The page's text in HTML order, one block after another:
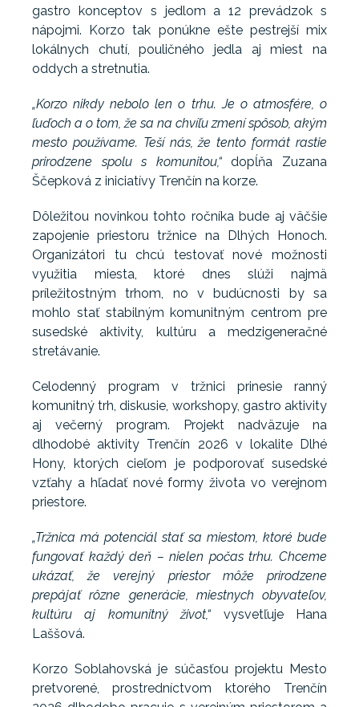
gastro konceptov s jedlom a 12 prevádzok s
nápojmi. Korzo tak ponúkne ešte pestrejší mix
lokálnych chutí, pouličného jedla aj miest na
oddych a stretnutia.
„Korzo nikdy nebolo len o trhu. Je o atmosfére, o
ľuďoch a o tom, že sa na chvíľu zmení spôsob, akým
mesto používame. Teší nás, že tento formát rastie
prirodzene spolu s komunitou,“dopĺňa Zuzana
Ščepková z iniciatívy Trenčín na korze.
Dôležitou novinkou tohto ročníka bude aj väčšie
zapojenie priestoru tržnice na Dlhých Honoch.
Organizátori tu chcú testovať nové možnosti
využitia miesta, ktoré dnes slúži najmä
príležitostným trhom, no v budúcnosti by sa
mohlo stať stabilným komunitným centrom pre
susedské aktivity, kultúru a medzigeneračné
stretávanie.
Celodenný program v tržnici prinesie ranný
komunitný trh, diskusie, workshopy, gastro aktivity
aj večerný program. Projekt nadväzuje na
dlhodobé aktivity Trenčín 2026 v lokalite Dlhé
Hony, ktorých cieľom je podporovať susedské
vzťahy a hľadať nové formy života vo verejnom
priestore.
„Tržnica má potenciál stať sa miestom, ktoré bude
fungovať každý deň – nielen počas trhu. Chceme
ukázať, že verejný priestor môže prirodzene
prepájať rôzne generácie, miestnych obyvateľov,
kultúru aj komunitný život,“ vysvetľuje Hana
Laššová.
Korzo Soblahovská je súčasťou projektu Mesto
pretvorené, prostredníctvom ktorého Trenčín